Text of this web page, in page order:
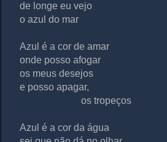
de longe eu vejo
o azul do mar
Azul é a cor de amar
onde posso afogar
os meus desejos
e posso apagar,
os tropeços
Azul é a cor da água